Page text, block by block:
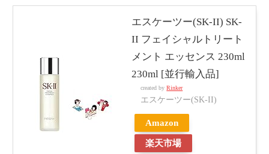
エスケーツー(SK-II) SK-
II フェイシャルトリート
メント エッセンス 230ml
230ml [並行輸入品]
created byRinker
エスケーツー(SK-II)
Amazon
楽天市場